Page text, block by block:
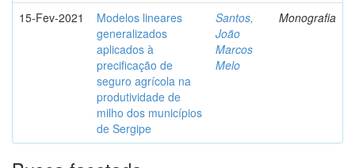
15-Fev-2021
Modelos lineares
generalizados
aplicados à
precificação de
seguro agrícola na
produtividade de
milho dos municípios
de Sergipe
Santos,
João
Marcos
Melo
Monografia